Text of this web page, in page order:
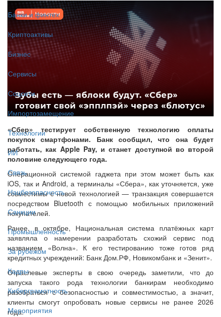
Банки и финтех
Криптоактивы
Бизнес
Сервисы
Соцсети
Импортозамещение
Технологии
ИИ
Связь
Нацбезопасность
Санкции
Промышленность
За рубежом
Кадры
Киберграмотность
Мероприятия
«Сбер» тестирует собственную технологию оплаты
покупок смартфонами. Банк сообщил, что она будет
работать, как Apple Pay, и станет доступной во второй
половине следующего года.
Операционной системой гаджета при этом может быть как
iOS, так и Android, а терминалы «Сбера», как уточняется, уже
совместимы с новой технологией — транзакция совершается
посредством Bluetooth с помощью мобильных приложений
покупателей.
Ранее, в октябре, Национальная система платёжных карт
заявляла о намерении разработать схожий сервис под
названием «Волна». К его тестированию тоже готов ряд
кредитных учреждений: Банк Дом.РФ, Новикомбанк и «Зенит».
Отраслевые эксперты в свою очередь заметили, что до
запуска такого рода технологии банкирам необходимо
разобраться с безопасностью и совместимостью, а значит,
клиенты смогут опробовать новые сервисы не ранее 2026
года.